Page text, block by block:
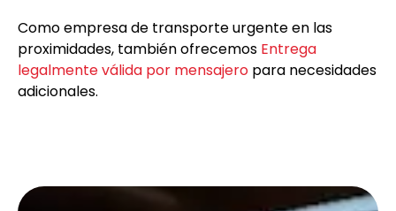
Como empresa de transporte urgente en las
proximidades, también ofrecemos Entrega
legalmente válida por mensajero para necesidades
adicionales.